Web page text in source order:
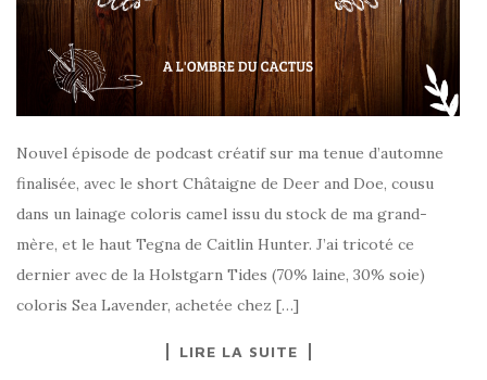
Nouvel épisode de podcast créatif sur ma tenue d’automne
finalisée, avec le short Châtaigne de Deer and Doe, cousu
dans un lainage coloris camel issu du stock de ma grand-
mère, et le haut Tegna de Caitlin Hunter. J’ai tricoté ce
dernier avec de la Holstgarn Tides (70% laine, 30% soie)
coloris Sea Lavender, achetée chez […]
LIRE LA SUITE